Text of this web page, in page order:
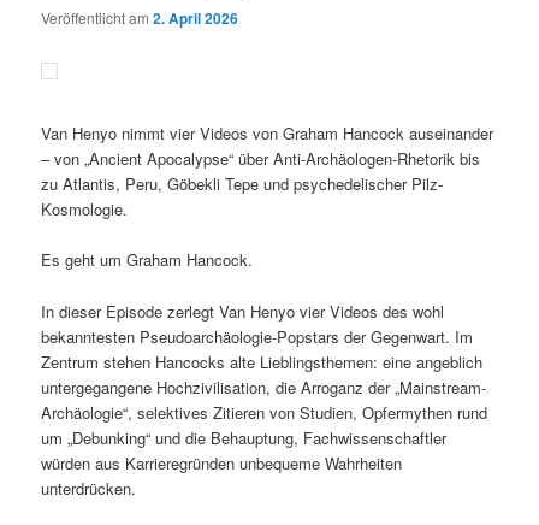
Veröffentlicht am2. April 2026
Van Henyo nimmt vier Videos von Graham Hancock auseinander
– von „Ancient Apocalypse“ über Anti-Archäologen-Rhetorik bis
zu Atlantis, Peru, Göbekli Tepe und psychedelischer Pilz-
Kosmologie.
Es geht um Graham Hancock.
In dieser Episode zerlegt Van Henyo vier Videos des wohl
bekanntesten Pseudoarchäologie-Popstars der Gegenwart. Im
Zentrum stehen Hancocks alte Lieblingsthemen: eine angeblich
untergegangene Hochzivilisation, die Arroganz der „Mainstream-
Archäologie“, selektives Zitieren von Studien, Opfermythen rund
um „Debunking“ und die Behauptung, Fachwissenschaftler
würden aus Karrieregründen unbequeme Wahrheiten
unterdrücken.